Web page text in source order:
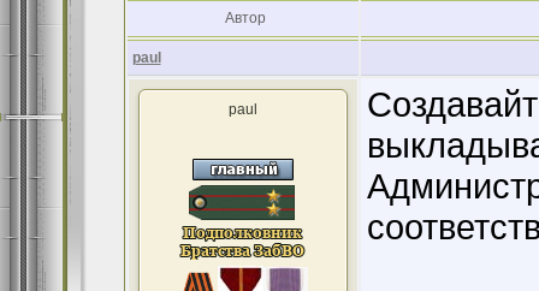
Автор
paul
paul